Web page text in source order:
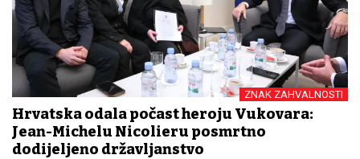
ZNAK ZAHVALNOSTI
Hrvatska odala počast heroju Vukovara:
Jean-Michelu Nicolieru posmrtno
dodijeljeno državljanstvo